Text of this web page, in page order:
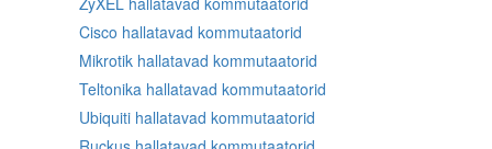
Cisco hallatavad kommutaatorid
Mikrotik hallatavad kommutaatorid
Teltonika hallatavad kommutaatorid
Ubiquiti hallatavad kommutaatorid